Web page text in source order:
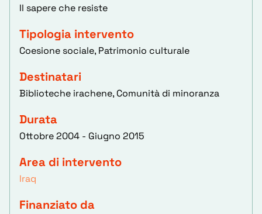
Il sapere che resiste
Tipologia intervento
Coesione sociale, Patrimonio culturale
Destinatari
Biblioteche irachene, Comunità di minoranza
Durata
Ottobre 2004 - Giugno 2015
Area di intervento
Iraq
Finanziato da